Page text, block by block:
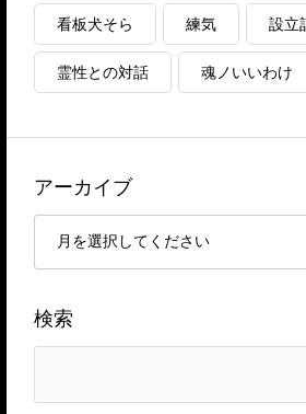
看板犬そら 練気 設立
霊性との対話 魂ノいいわけ
アーカイブ
検索